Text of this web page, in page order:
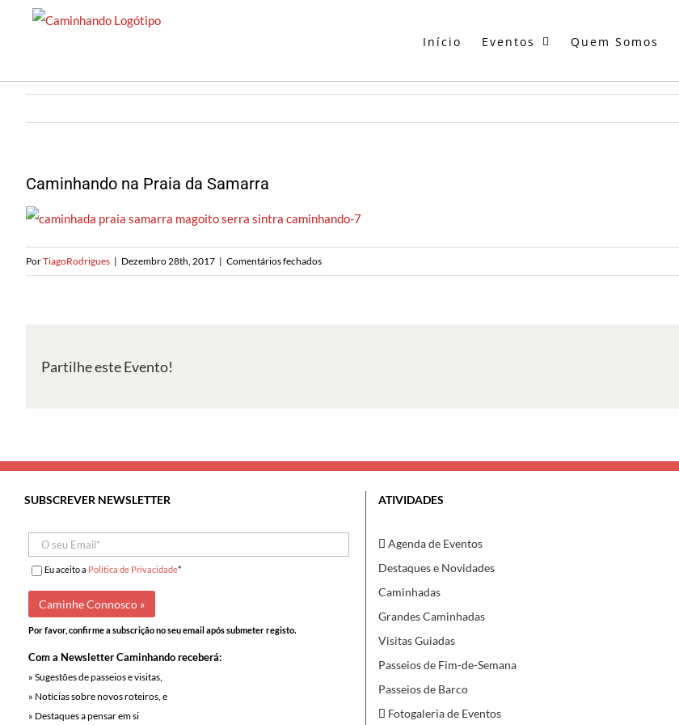
conteúdo
Início Eventos Quem Somos
Caminhando na Praia da Samarra
PorTiagoRodrigues | Dezembro 28th, 2017 | Comentários fechadosem
Caminhando
Partilhe este Evento!
SUBSCREVER NEWSLETTER
Eu aceito a Política de Privacidade*
Por favor, confirme a subscrição no seu email após submeter registo.
Com a Newsletter Caminhando receberá:
» Sugestões de passeios e visitas,
» Notícias sobre novos roteiros, e
» Destaques a pensar em si
ATIVIDADES
Agenda de Eventos
Destaques e Novidades
Caminhadas
Grandes Caminhadas
Visitas Guiadas
Passeios de Fim-de-Semana
Passeios de Barco
Fotogaleria de Eventos